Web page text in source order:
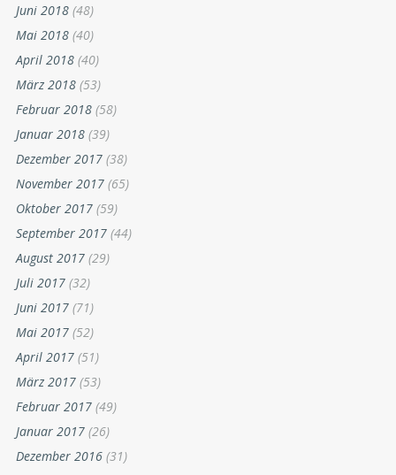
Juni 2018 (48)
Mai 2018 (40)
April 2018 (40)
März 2018 (53)
Februar 2018 (58)
Januar 2018 (39)
Dezember 2017 (38)
November 2017 (65)
Oktober 2017 (59)
September 2017 (44)
August 2017 (29)
Juli 2017 (32)
Juni 2017 (71)
Mai 2017 (52)
April 2017 (51)
März 2017 (53)
Februar 2017 (49)
Januar 2017 (26)
Dezember 2016 (31)